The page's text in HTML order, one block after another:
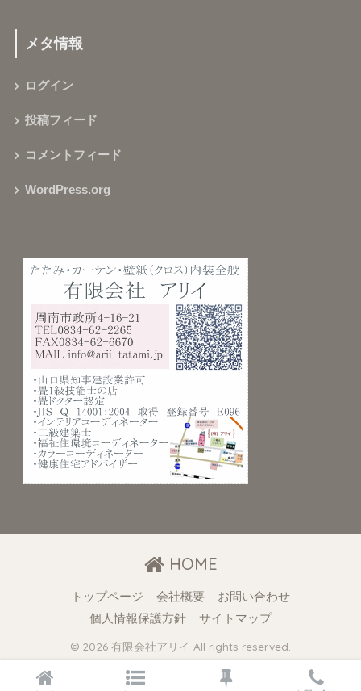
メタ情報
ログイン
投稿フィード
コメントフィード
WordPress.org
HOME
トップページ 会社概要
お問い合わせ
個人情報保護方針
サイトマップ
© 2026 有限会社アリイ All rights reserved.